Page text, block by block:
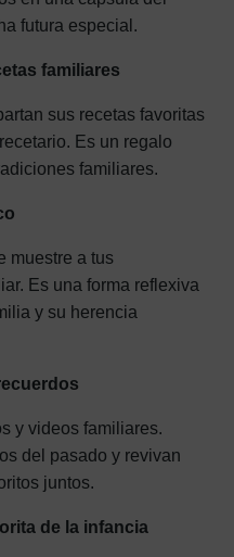
futura especial.
familiares
sus recetas favoritas
Es un regalo
familiares.
muestre a tus
Es una forma reflexiva
y su herencia
y videos familiares.
del pasado y revivan
juntos.
de la infancia